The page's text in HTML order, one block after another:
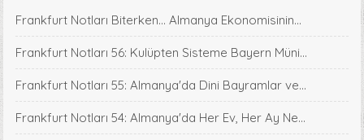
Frankfurt Notları Biterken... Almanya Ekonomisinin...
Frankfurt Notları 56: Kulüpten Sisteme Bayern Müni...
Frankfurt Notları 55: Almanya'da Dini Bayramlar ve...
Frankfurt Notları 54: Almanya'da Her Ev, Her Ay Ne...